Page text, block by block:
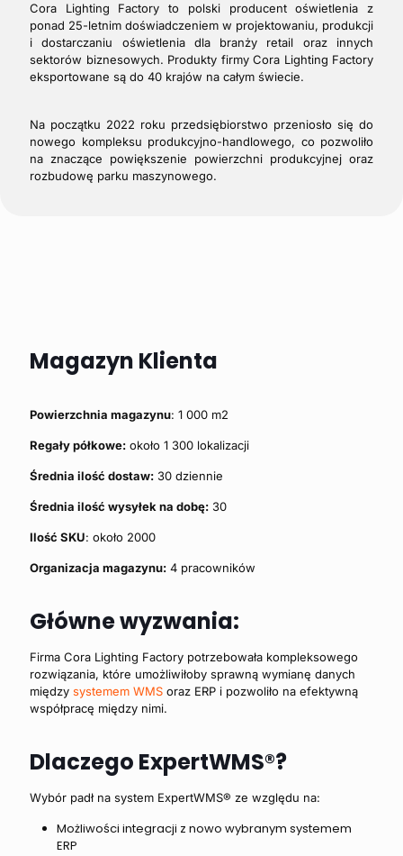
Cora Lighting Factory to polski producent oświetlenia z
ponad 25-letnim doświadczeniem w projektowaniu, produkcji
i dostarczaniu oświetlenia dla branży retail oraz innych
sektorów biznesowych. Produkty firmy Cora Lighting Factory
eksportowane są do 40 krajów na całym świecie.
Na początku 2022 roku przedsiębiorstwo przeniosło się do
nowego kompleksu produkcyjno-handlowego, co pozwoliło
na znaczące powiększenie powierzchni produkcyjnej oraz
rozbudowę parku maszynowego.
Magazyn Klienta
Powierzchnia magazynu: 1 000 m2
Regały półkowe: około 1 300 lokalizacji
Średnia ilość dostaw: 30 dziennie
Średnia ilość wysyłek na dobę: 30
Ilość SKU: około 2000
Organizacja magazynu: 4 pracowników
Główne wyzwania:
Firma Cora Lighting Factory potrzebowała kompleksowego
rozwiązania, które umożliwiłoby sprawną wymianę danych
między systemem WMS oraz ERP i pozwoliło na efektywną
współpracę między nimi.
Dlaczego ExpertWMS®?
Wybór padł na system ExpertWMS® ze względu na:
Możliwości integracji z nowo wybranym systemem
ERP